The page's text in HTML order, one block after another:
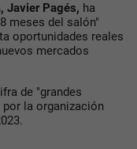
Javier Pagés, ha
meses del salón"
oportunidades reales
mercados
de "grandes
la organización